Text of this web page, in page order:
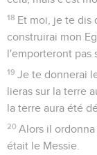
18 Et moi, je te dis
construirai mon
l'emporteront pas
19 Je te donnerai
lieras sur la terre
la terre aura été
20 Alors il
était le Messie.